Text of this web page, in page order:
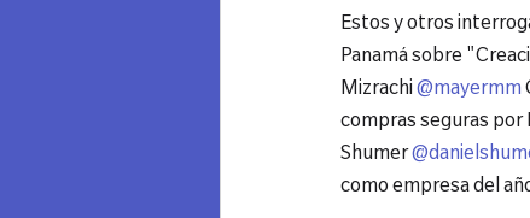
Estos y otros
Panamá sobre
Mizrachi @mayermm
compras seguras por
Shumer
como empresa del